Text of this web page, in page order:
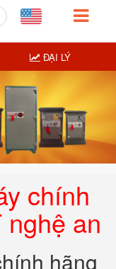
chính
an
hãng
ĐẠI LÝ